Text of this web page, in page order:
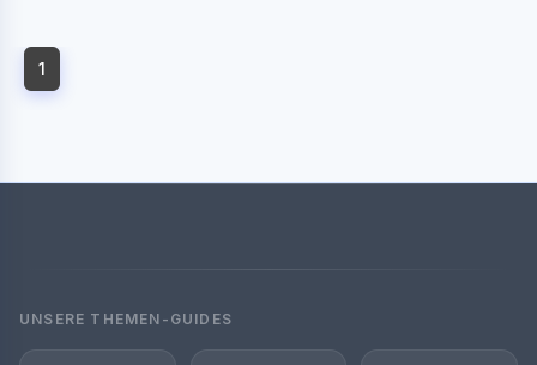
1
UNSERE THEMEN-GUIDES